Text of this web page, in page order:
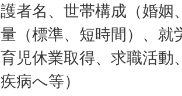
護者名、世帯構成（婚姻
量（標準、短時間）、就
育児休業取得、求職活動
疾病へ等）